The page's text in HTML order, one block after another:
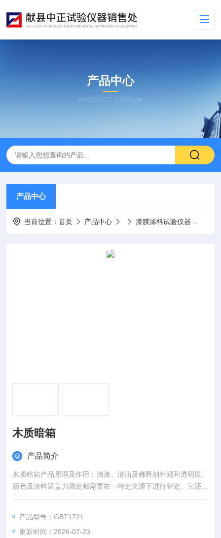
产品中心
PRODUCT CENTER
产品中心
当前位置：首页 产品中心 漆膜涂料试验仪器
木质暗箱
产品简介
木质暗箱产品原理及作用：清漆、清油及稀释剂外观和透明度、
颜色及涂料遮盖力测定都需要在一特定光源下进行评定。它还可
以用于漆膜在特定光源下对色。
法》、GB/T 1722《清漆、清油及稀释剂颜色测定法》、GB/T1
726《涂料遮盖力测定法》
产品型号：GBT1721
更新时间：2026-07-23